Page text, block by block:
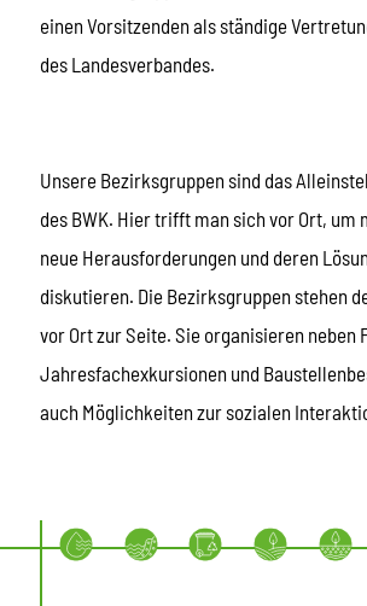
einen Vorsitzenden als ständige
des Landesverbandes.
Unsere Bezirksgruppen sind das
des BWK. Hier trifft man sich vor Ort, um
neue Herausforderungen und deren
diskutieren. Die Bezirksgruppen stehen
vor Ort zur Seite. Sie organisieren neben
Jahresfachexkursionen und
auch Möglichkeiten zur sozialen